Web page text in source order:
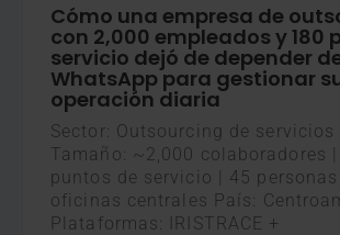
Cómo una empresa de
con 2,000 empleados y 180
servicio dejó de depender
WhatsApp para gestionar
operación diaria
Sector: Outsourcing de servicios
Tamaño: ~2,000 colaboradores |
puntos de servicio | 45 personas
oficinas centrales País:
Plataformas: IRISTRACE +